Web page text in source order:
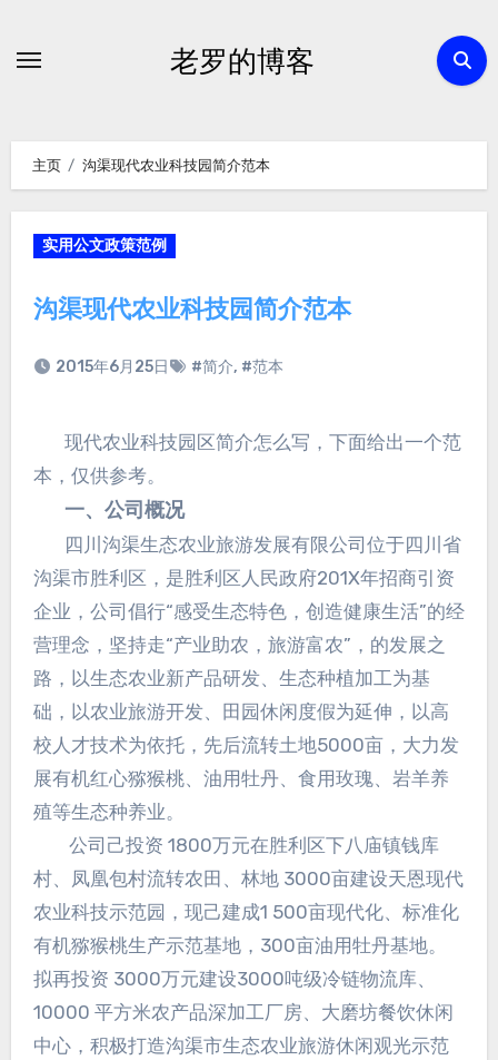
老罗的博客
主页 沟渠现代农业科技园简介范本
实用公文政策范例
沟渠现代农业科技园简介范本
2015年6月25日 #简介, #范本
现代农业科技园区简介怎么写，下面给出一个范
本，仅供参考。
一、公司概况
四川沟渠生态农业旅游发展有限公司位于四川省
沟渠市胜利区，是胜利区人民政府201X年招商引资
企业，公司倡行“感受生态特色，创造健康生活”的经
营理念，坚持走“产业助农，旅游富农”，的发展之
路，以生态农业新产品研发、生态种植加工为基
础，以农业旅游开发、田园休闲度假为延伸，以高
校人才技术为依托，先后流转土地5000亩，大力发
展有机红心猕猴桃、油用牡丹、食用玫瑰、岩羊养
殖等生态种养业。
公司己投资 1800万元在胜利区下八庙镇钱库
村、凤凰包村流转农田、林地 3000亩建设天恩现代
农业科技示范园，现己建成1 500亩现代化、标准化
有机猕猴桃生产示范基地，300亩油用牡丹基地。
拟再投资 3000万元建设3000吨级冷链物流库、
10000 平方米农产品深加工厂房、大磨坊餐饮休闲
中心，积极打造沟渠市生态农业旅游休闲观光示范